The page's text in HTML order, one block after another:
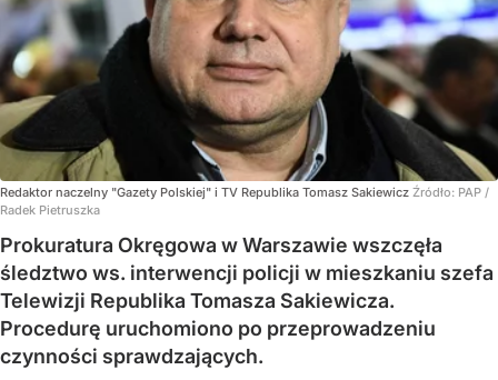
Redaktor naczelny "Gazety Polskiej" i TV Republika Tomasz Sakiewicz Źródło: PAP /
Radek Pietruszka
Prokuratura Okręgowa w Warszawie wszczęła
śledztwo ws. interwencji policji w mieszkaniu szefa
Telewizji Republika Tomasza Sakiewicza.
Procedurę uruchomiono po przeprowadzeniu
czynności sprawdzających.